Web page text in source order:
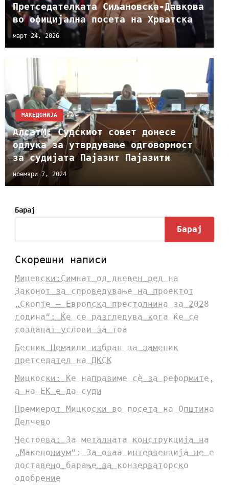
Претседателката Сиљановска-Давкова
во официјална посета на Хрватска
март 24, 2026
МАКЕДОНИЈА
АлсатМ: Судскиот совет донесе
одлука за утврдување одговорност
за судијата Пајазит Пајазити
ноември 7, 2024
Барај
Барај
Скорешни написи
Мицевски:Симнат од дневен ред на
Законот за спроведување на проектот
„Скопје – Европска престолнина за 2028
година“: Ќе се разгледува кога ќе се
создадат услови за тоа
Бесник Џемаили избран за заменик
претседател на ДКСК
Мицкоски: Ќе направиме сè за реформите,
а на ЕК е да суди
Премиерот Мицкоски во посета на Општина
Делчево
Честоева: За металната конструкција на
„Македониум“: За оваа интервенција не е
доставено барање за конзерваторско
одобрение